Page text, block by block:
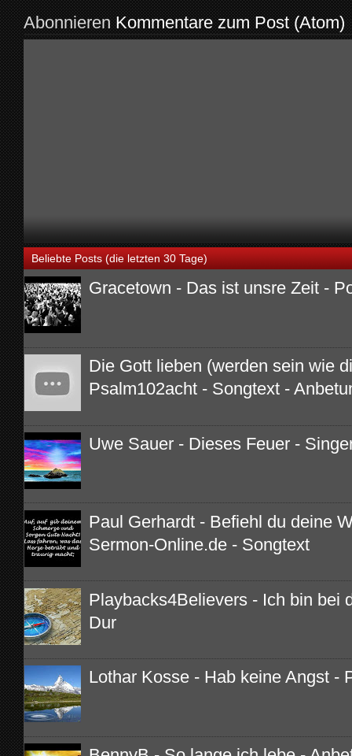
AbonnierenKommentare zum Post (Atom)
Beliebte Posts (die letzten 30 Tage)
Gracetown - Das ist unsre Zeit -
Die Gott lieben (werden sein wie
Psalm102acht - Songtext -
Uwe Sauer - Dieses Feuer -
Paul Gerhardt - Befiehl du deine
Sermon-Online.de - Songtext
Playbacks4Believers - Ich bin bei
Dur
Lothar Kosse - Hab keine Angst -